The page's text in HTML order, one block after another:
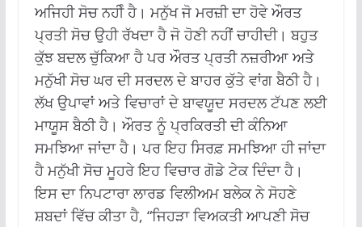
ਅਜਿਹੀ ਸੋਚ ਨਹੀੰ ਹੈ। ਮਨੁੱਖ ਜੋ ਮਰਜ਼ੀ ਦਾ ਹੋਵੇ ਔਰਤ
ਪ੍ਰਤੀ ਸੋਚ ਉਹੀ ਰੱਖਦਾ ਹੈ ਜੋ ਹੋਣੀ ਨਹੀਂ ਚਾਹੀਦੀ। ਬਹੁਤ
ਕੁੱਝ ਬਦਲ ਚੁੱਕਿਆ ਹੈ ਪਰ ਔਰਤ ਪ੍ਰਤੀ ਨਜ਼ਰੀਆ ਅਤੇ
ਮਨੁੱਖੀ ਸੋਚ ਘਰ ਦੀ ਸਰਦਲ ਦੇ ਬਾਹਰ ਕੁੱਤੇ ਵਾਂਗ ਬੈਠੀ ਹੈ।
ਲੱਖ ਉਪਾਵਾਂ ਅਤੇ ਵਿਚਾਰਾਂ ਦੇ ਬਾਵਯੂਦ ਸਰਦਲ ਟੱਪਣ ਲਈ
ਮਾਯੂਸ ਬੈਠੀ ਹੈ। ਔਰਤ ਨੂੰ ਪ੍ਰਕਿਰਤੀ ਦੀ ਕੰਨਿਆ
ਸਮਝਿਆ ਜਾਂਦਾ ਹੈ। ਪਰ ਇਹ ਸਿਰਫ਼ ਸਮਝਿਆ ਹੀ ਜਾਂਦਾ
ਹੈ ਮਨੁੱਖੀ ਸੋਚ ਮੂਹਰੇ ਇਹ ਵਿਚਾਰ ਗੋਡੇ ਟੇਕ ਦਿੰਦਾ ਹੈ।
ਇਸ ਦਾ ਨਿਪਟਾਰਾ ਲਾਰਡ ਵਿਲੀਅਮ ਬਲੇਕ ਨੇ ਸੋਹਣੇ
ਸ਼ਬਦਾਂ ਵਿੱਚ ਕੀਤਾ ਹੈ, “ਜਿਹੜਾ ਵਿਅਕਤੀ ਆਪਣੀ ਸੋਚ